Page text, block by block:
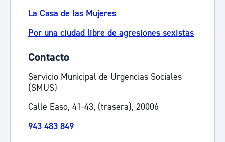
La Casa de las Mujeres
Por una ciudad libre de agresiones sexistas
Contacto
Servicio Municipal de Urgencias Sociales
(SMUS)
Calle Easo, 41-43, (trasera), 20006
943 483 849